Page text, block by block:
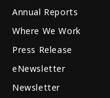
Annual Reports
Where We Work
Press Release
eNewsletter
Newsletter